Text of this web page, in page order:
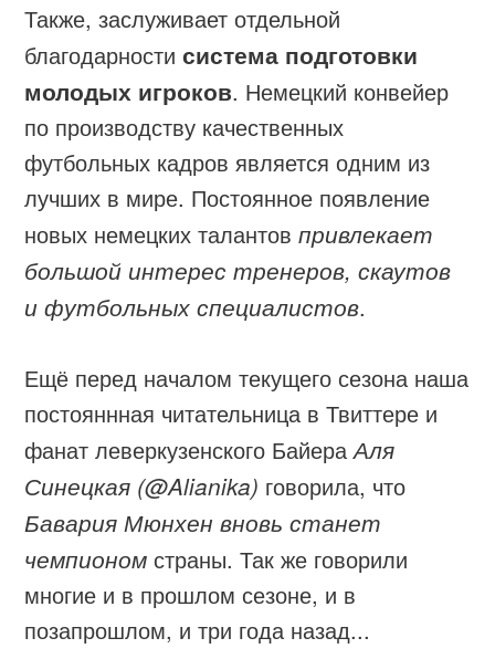
Также, заслуживает отдельной
благодарностисистема подготовки
молодых игроков. Немецкий конвейер
по производству качественных
футбольных кадров является одним из
лучших в мире. Постоянное появление
новых немецких талантовпривлекает
большой интерес тренеров, скаутов
и футбольных специалистов.
Ещё перед началом текущего сезона наша
постояннная читательница в Твиттере и
фанат леверкузенского БайераАля
Синецкая (@Alianika) говорила, что
Бавария Мюнхен вновь станет
чемпионом страны. Так же говорили
многие и в прошлом сезоне, и в
позапрошлом, и три года назад...